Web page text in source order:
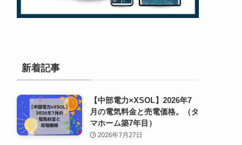
新着記事
【中部電力×XSOL】2026年7
月の電気料金と売電価格。（タ
マホーム築7年目）
2026年7月27日